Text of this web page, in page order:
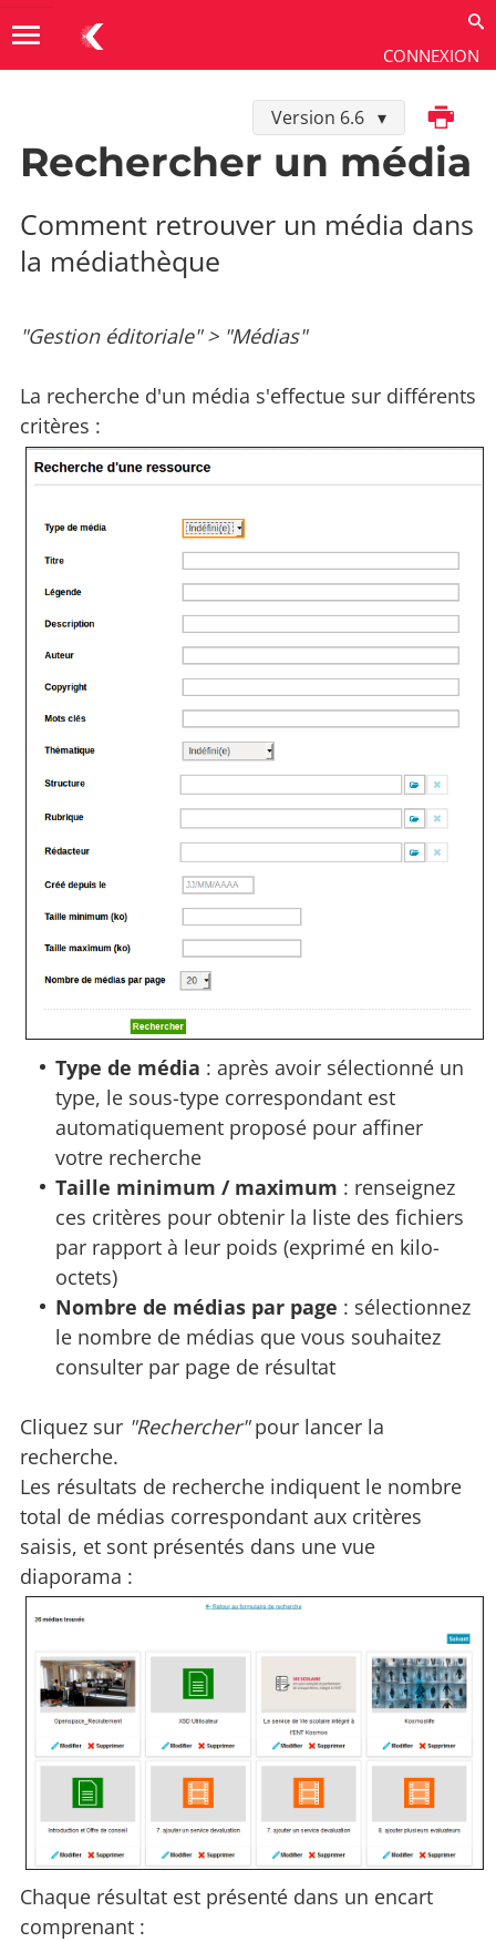
CONNEXION
menu
Version 6.6Imprimer
→Médias
Rechercher un média
Comment retrouver un média dans
la médiathèque
"Gestion éditoriale" > "Médias"
La recherche d'un média s'effectue sur différents
critères :
Type de média : après avoir sélectionné un
type, le sous-type correspondant est
automatiquement proposé pour affiner
votre recherche
Taille minimum / maximum : renseignez
ces critères pour obtenir la liste des fichiers
par rapport à leur poids (exprimé en kilo-
octets)
Nombre de médias par page : sélectionnez
le nombre de médias que vous souhaitez
consulter par page de résultat
Cliquez sur "Rechercher"pour lancer la
recherche.
Les résultats de recherche indiquent le nombre
total de médias correspondant aux critères
saisis, et sont présentés dans une vue
diaporama :
Chaque résultat est présenté dans un encart
comprenant :